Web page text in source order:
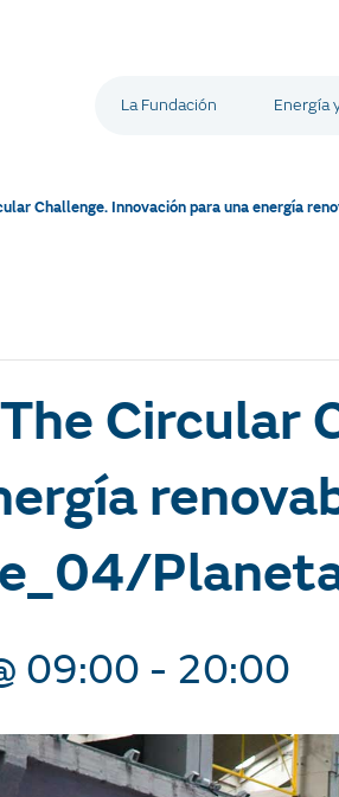
La Fundación Energía
Challenge. Innovación para una energía
Circular
09:00 - 20:00